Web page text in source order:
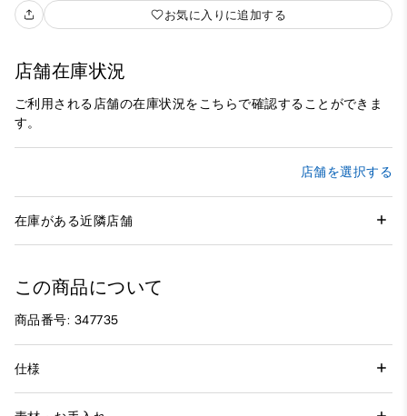
お気に入りに追加する
店舗在庫状況
ご利用される店舗の在庫状況をこちらで確認することができま
す。
店舗を選択する
在庫がある近隣店舗
この商品について
商品番号: 347735
仕様